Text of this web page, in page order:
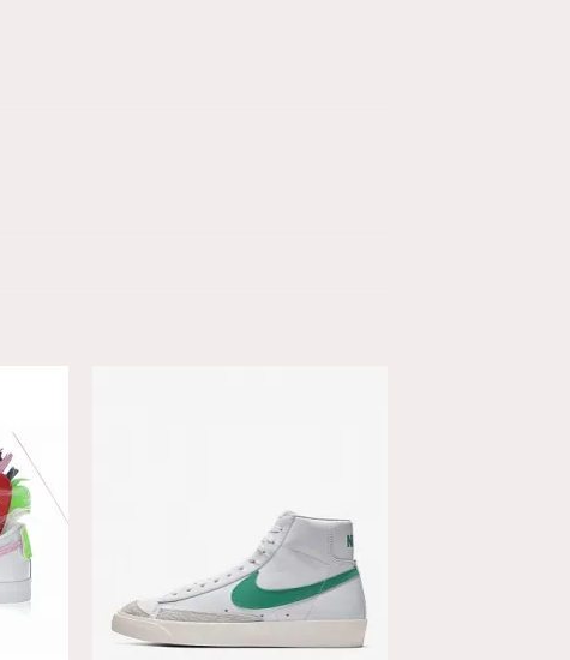
Añadir
a la
lista de
deseos
deseos